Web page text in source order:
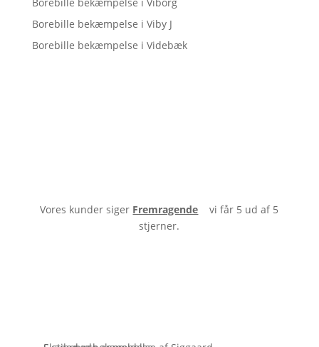
Borebille bekæmpelse i Viby J
Borebille bekæmpelse i Videbæk
Vores kunder siger Fremragende
vi får 5 ud af 5
stjerner.